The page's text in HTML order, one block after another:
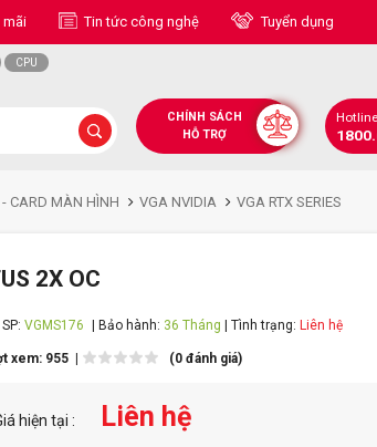
mãi Tin tức công nghệ Tuyển dụng
CPU
CHÍNH SÁCH
HỖ TRỢ
Hotline
CARD MÀN HÌNH VGA NVIDIA VGA RTX SERIES
2X OC
VGMS176 | Bảo hành: 36 Tháng | Tình trạng: Liên hệ
xem: 955 | (0 đánh giá)
hiện tại : Liên hệ